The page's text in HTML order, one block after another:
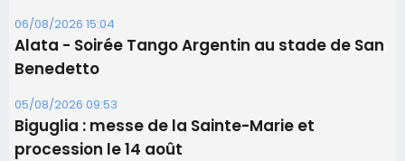
06/08/2026 15:04
Alata - Soirée Tango Argentin au stade de San
Benedetto
05/08/2026 09:53
Biguglia : messe de la Sainte-Marie et
procession le 14 août